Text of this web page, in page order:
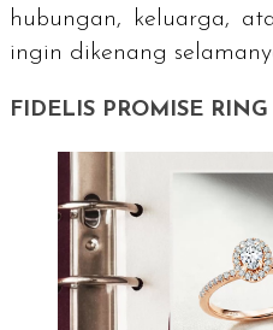
hubungan, keluarga,
ingin dikenang
FIDELIS PROMISE RING